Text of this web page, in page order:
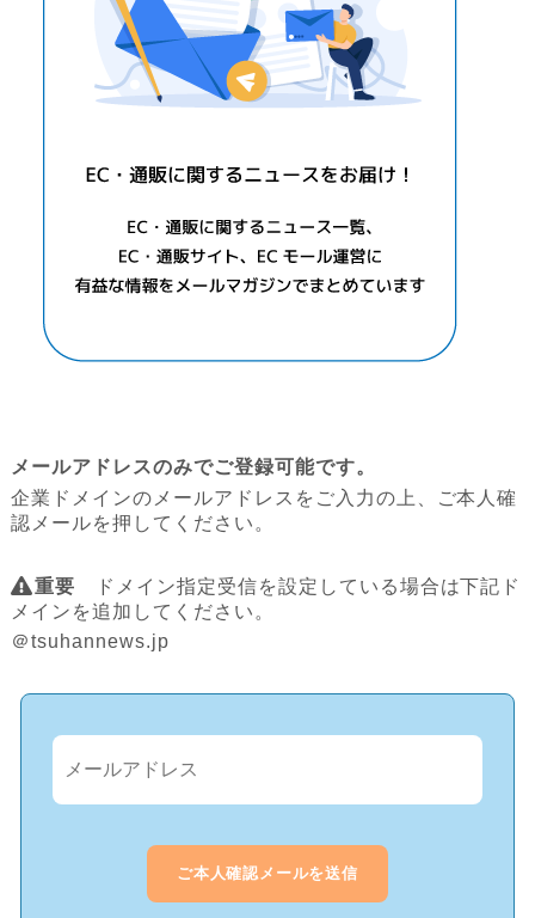
メールアドレスのみでご登録可能です。
企業ドメインのメールアドレスをご入力の上、ご本人確
認メールを押してください。
重要 ドメイン指定受信を設定している場合は下記ド
メインを追加してください。
＠tsuhannews.jp